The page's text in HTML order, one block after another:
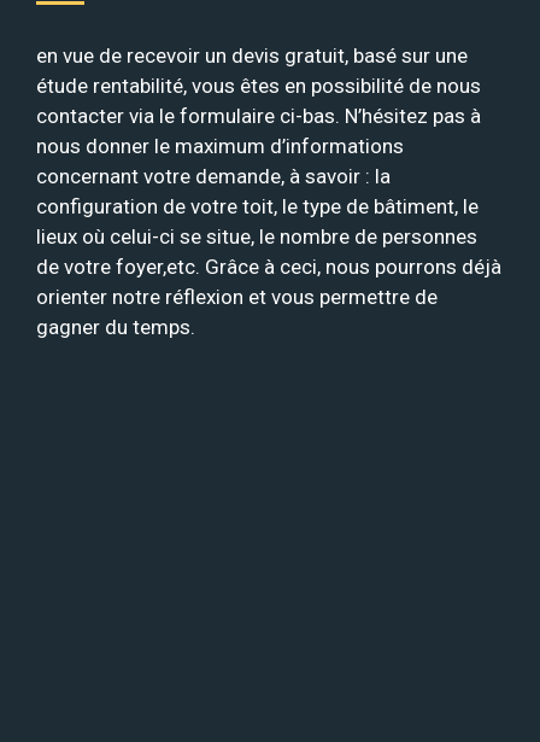
en vue de recevoir un devis gratuit, basé sur une
étude rentabilité, vous êtes en possibilité de nous
contacter via le formulaire ci-bas. N’hésitez pas à
nous donner le maximum d’informations
concernant votre demande, à savoir : la
configuration de votre toit, le type de bâtiment, le
lieux où celui-ci se situe, le nombre de personnes
de votre foyer,etc. Grâce à ceci, nous pourrons déjà
orienter notre réflexion et vous permettre de
gagner du temps.